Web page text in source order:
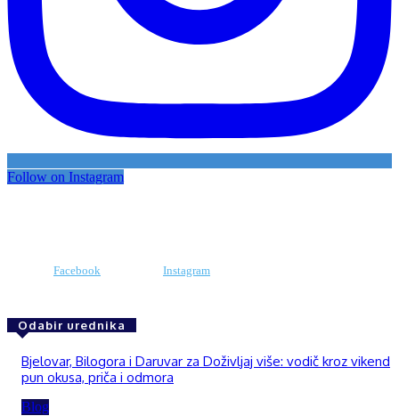
Follow on Instagram
Facebook Instagram
Odabir urednika
Bjelovar, Bilogora i Daruvar za Doživljaj više: vodič kroz vikend
pun okusa, priča i odmora
Blog